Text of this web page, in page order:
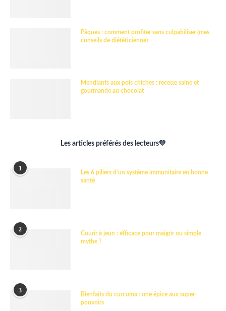
Pâques : comment profiter sans culpabiliser (mes
conseils de diététicienne)
Mendiants aux pois chiches : recette saine et
gourmande au chocolat
Les articles préférés des lecteurs💛
1
Les 6 piliers d’un système immunitaire en bonne
santé
2
Courir à jeun : efficace pour maigrir ou simple
mythe ?
3
Bienfaits du curcuma : une épice aux super-
pouvoirs